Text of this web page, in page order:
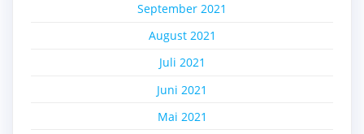
September 2021
August 2021
Juli 2021
Juni 2021
Mai 2021